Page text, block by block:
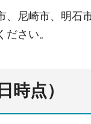
尼崎市、明石
さい。
時点）